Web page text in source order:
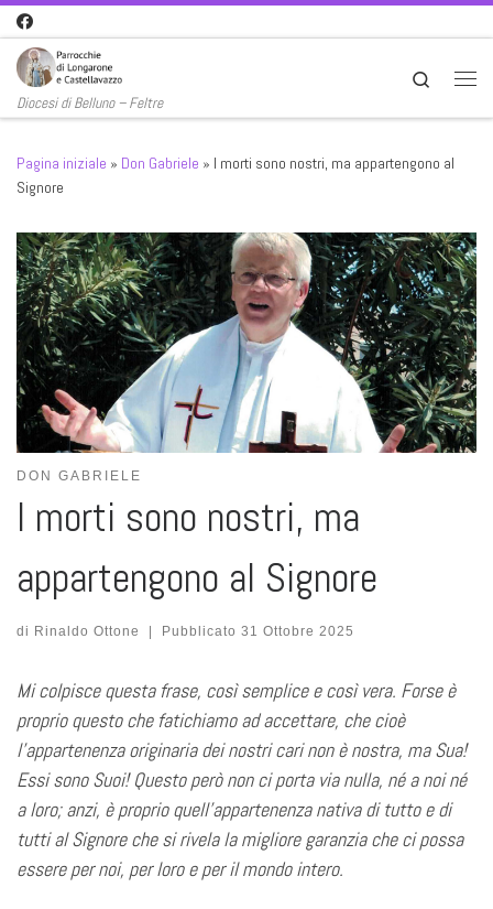
Passa al contenuto
Diocesi di Belluno – Feltre
Search
Pagina iniziale » Don Gabriele » I morti sono nostri, ma appartengono al
Signore
DON GABRIELE
I morti sono nostri, ma
appartengono al Signore
di Rinaldo Ottone Pubblicato 31 Ottobre 2025
Mi colpisce questa frase, così semplice e così vera. Forse è
proprio questo che fatichiamo ad accettare, che cioè
l’appartenenza originaria dei nostri cari non è nostra, ma Sua!
Essi sono Suoi! Questo però non ci porta via nulla, né a noi né
a loro; anzi, è proprio quell’appartenenza nativa di tutto e di
tutti al Signore che si rivela la migliore garanzia che ci possa
essere per noi, per loro e per il mondo intero.